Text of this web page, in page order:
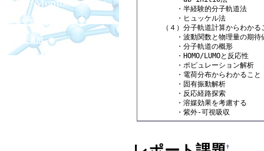
・半経験的分子軌道法
・ヒュッケル法
（４）分子軌道計算からわかる
・波動関数と物理量の期待
・分子軌道の概形
・HOMO/LUMOと反応性
・ポピュレーション解析
・電荷分布からわかること
・固有振動解析
・反応経路探索
・溶媒効果を考慮する
・紫外‐可視吸収
†
研究室wiki
管理者用